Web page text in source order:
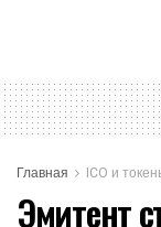
Главная ICO и
Эмитент